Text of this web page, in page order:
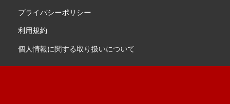
プライバシーポリシー
利用規約
個人情報に関する取り扱いについて